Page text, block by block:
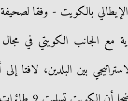
بالكويت - وفقا
مع الجانب الكويتي في
بين البلدين، لافتا